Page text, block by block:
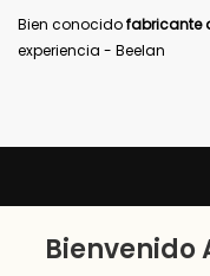
Bien conocidofabricante
experiencia - Beelan
Bienvenido